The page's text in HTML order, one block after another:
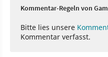
Kommentar-Regeln von
Bitte lies unsere
Kommentar verfasst.